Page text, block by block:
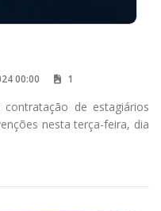
00:00 1
de estagiários
nesta terça-feira, dia